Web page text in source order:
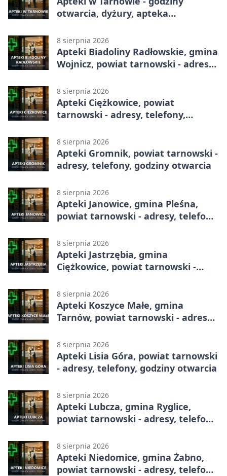
otwarcia, dyżury, apteka
8 sierpnia 2026
Apteki Biadoliny Radłowskie, gmina
Wojnicz, powiat tarnowski - adresy,
8 sierpnia 2026
Apteki Ciężkowice, powiat
tarnowski - adresy, telefony,
8 sierpnia 2026
Apteki Gromnik, powiat tarnowski -
adresy, telefony, godziny otwarcia
8 sierpnia 2026
Apteki Janowice, gmina Pleśna,
powiat tarnowski - adresy, telefony,
8 sierpnia 2026
Apteki Jastrzębia, gmina
Ciężkowice, powiat tarnowski -
8 sierpnia 2026
Apteki Koszyce Małe, gmina
Tarnów, powiat tarnowski - adresy,
8 sierpnia 2026
Apteki Lisia Góra, powiat tarnowski
- adresy, telefony, godziny otwarcia
8 sierpnia 2026
Apteki Lubcza, gmina Ryglice,
powiat tarnowski - adresy, telefony,
8 sierpnia 2026
Apteki Niedomice, gmina Żabno,
powiat tarnowski - adresy, telefony,